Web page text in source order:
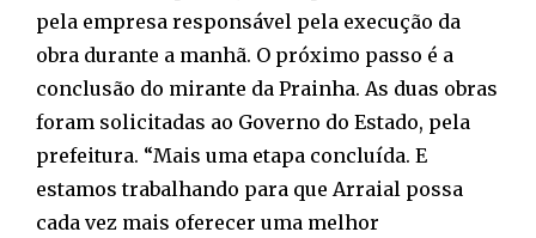
pela empresa responsável pela execução da
obra durante a manhã. O próximo passo é a
conclusão do mirante da Prainha. As duas obras
foram solicitadas ao Governo do Estado, pela
prefeitura. “Mais uma etapa concluída. E
estamos trabalhando para que Arraial possa
cada vez mais oferecer uma melhor